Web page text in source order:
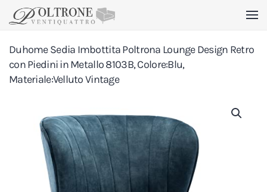
Duhome Sedia Imbottita Poltrona Lounge Design Retro
con Piedini in Metallo 8103B, Colore:Blu,
Materiale:Velluto Vintage